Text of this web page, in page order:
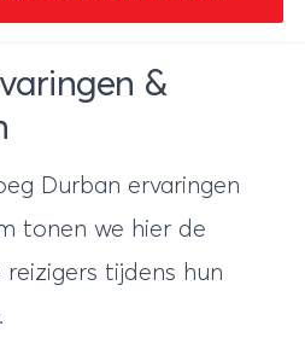
&
Durban ervaringen
tonen we hier de
reizigers tijdens hun
.